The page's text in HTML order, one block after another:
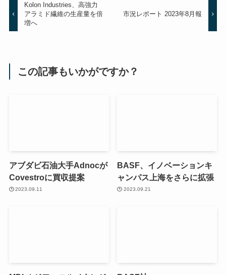
Kolon Industries、高強力
アラミド繊維の生産量を倍
増へ
市況レポート 2023年8月報
この記事もいかがですか？
アブダビ石油大手Adnocが
Covestroに買収提案
2023.09.11
BASF、イノベーションキ
ャンパス上海をさらに拡張
2023.09.21